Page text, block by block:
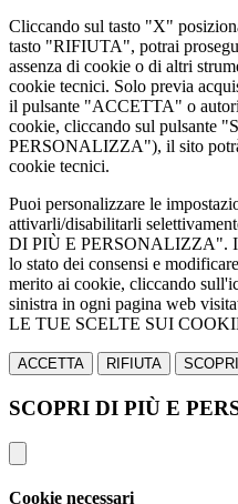
Cliccando sul tasto "X"
tasto "RIFIUTA", potrai
assenza di cookie o di altri
cookie tecnici. Solo previa
il pulsante "ACCETTA" o
cookie, cliccando sul pulsante
PERSONALIZZA"), il sito
cookie tecnici.
Puoi personalizzare le
attivarli/disabilitarli
DI PIÙ E PERSONALIZZA".
lo stato dei consensi e
merito ai cookie, cliccando
sinistra in ogni pagina web
LE TUE SCELTE SUI
ACCETTA RIFIUTA
SCOPRI DI PIÙ E
Cookie necessari